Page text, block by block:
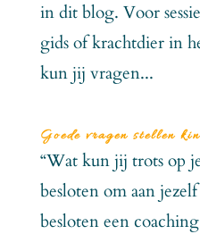
in dit blog. Voor
gids of krachtdier in
kun jij vragen...
Goede vragen stellen
“Wat kun jij trots op
besloten om aan
besloten een